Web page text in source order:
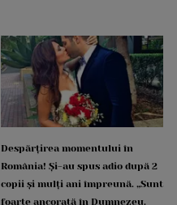
Despărțirea momentului în
România! Și-au spus adio după 2
copii și mulți ani împreună. „Sunt
foarte ancorată în Dumnezeu.